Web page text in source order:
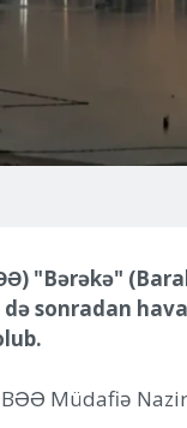
"Bərəkə"
sonradan
Müdafiə